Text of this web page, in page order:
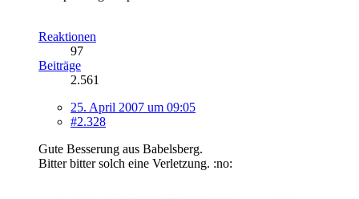
Reaktionen
97
Beiträge
2.561
25. April 2007 um 09:05
#2.328
Gute Besserung aus Babelsberg.
Bitter bitter solch eine Verletzung. :no: